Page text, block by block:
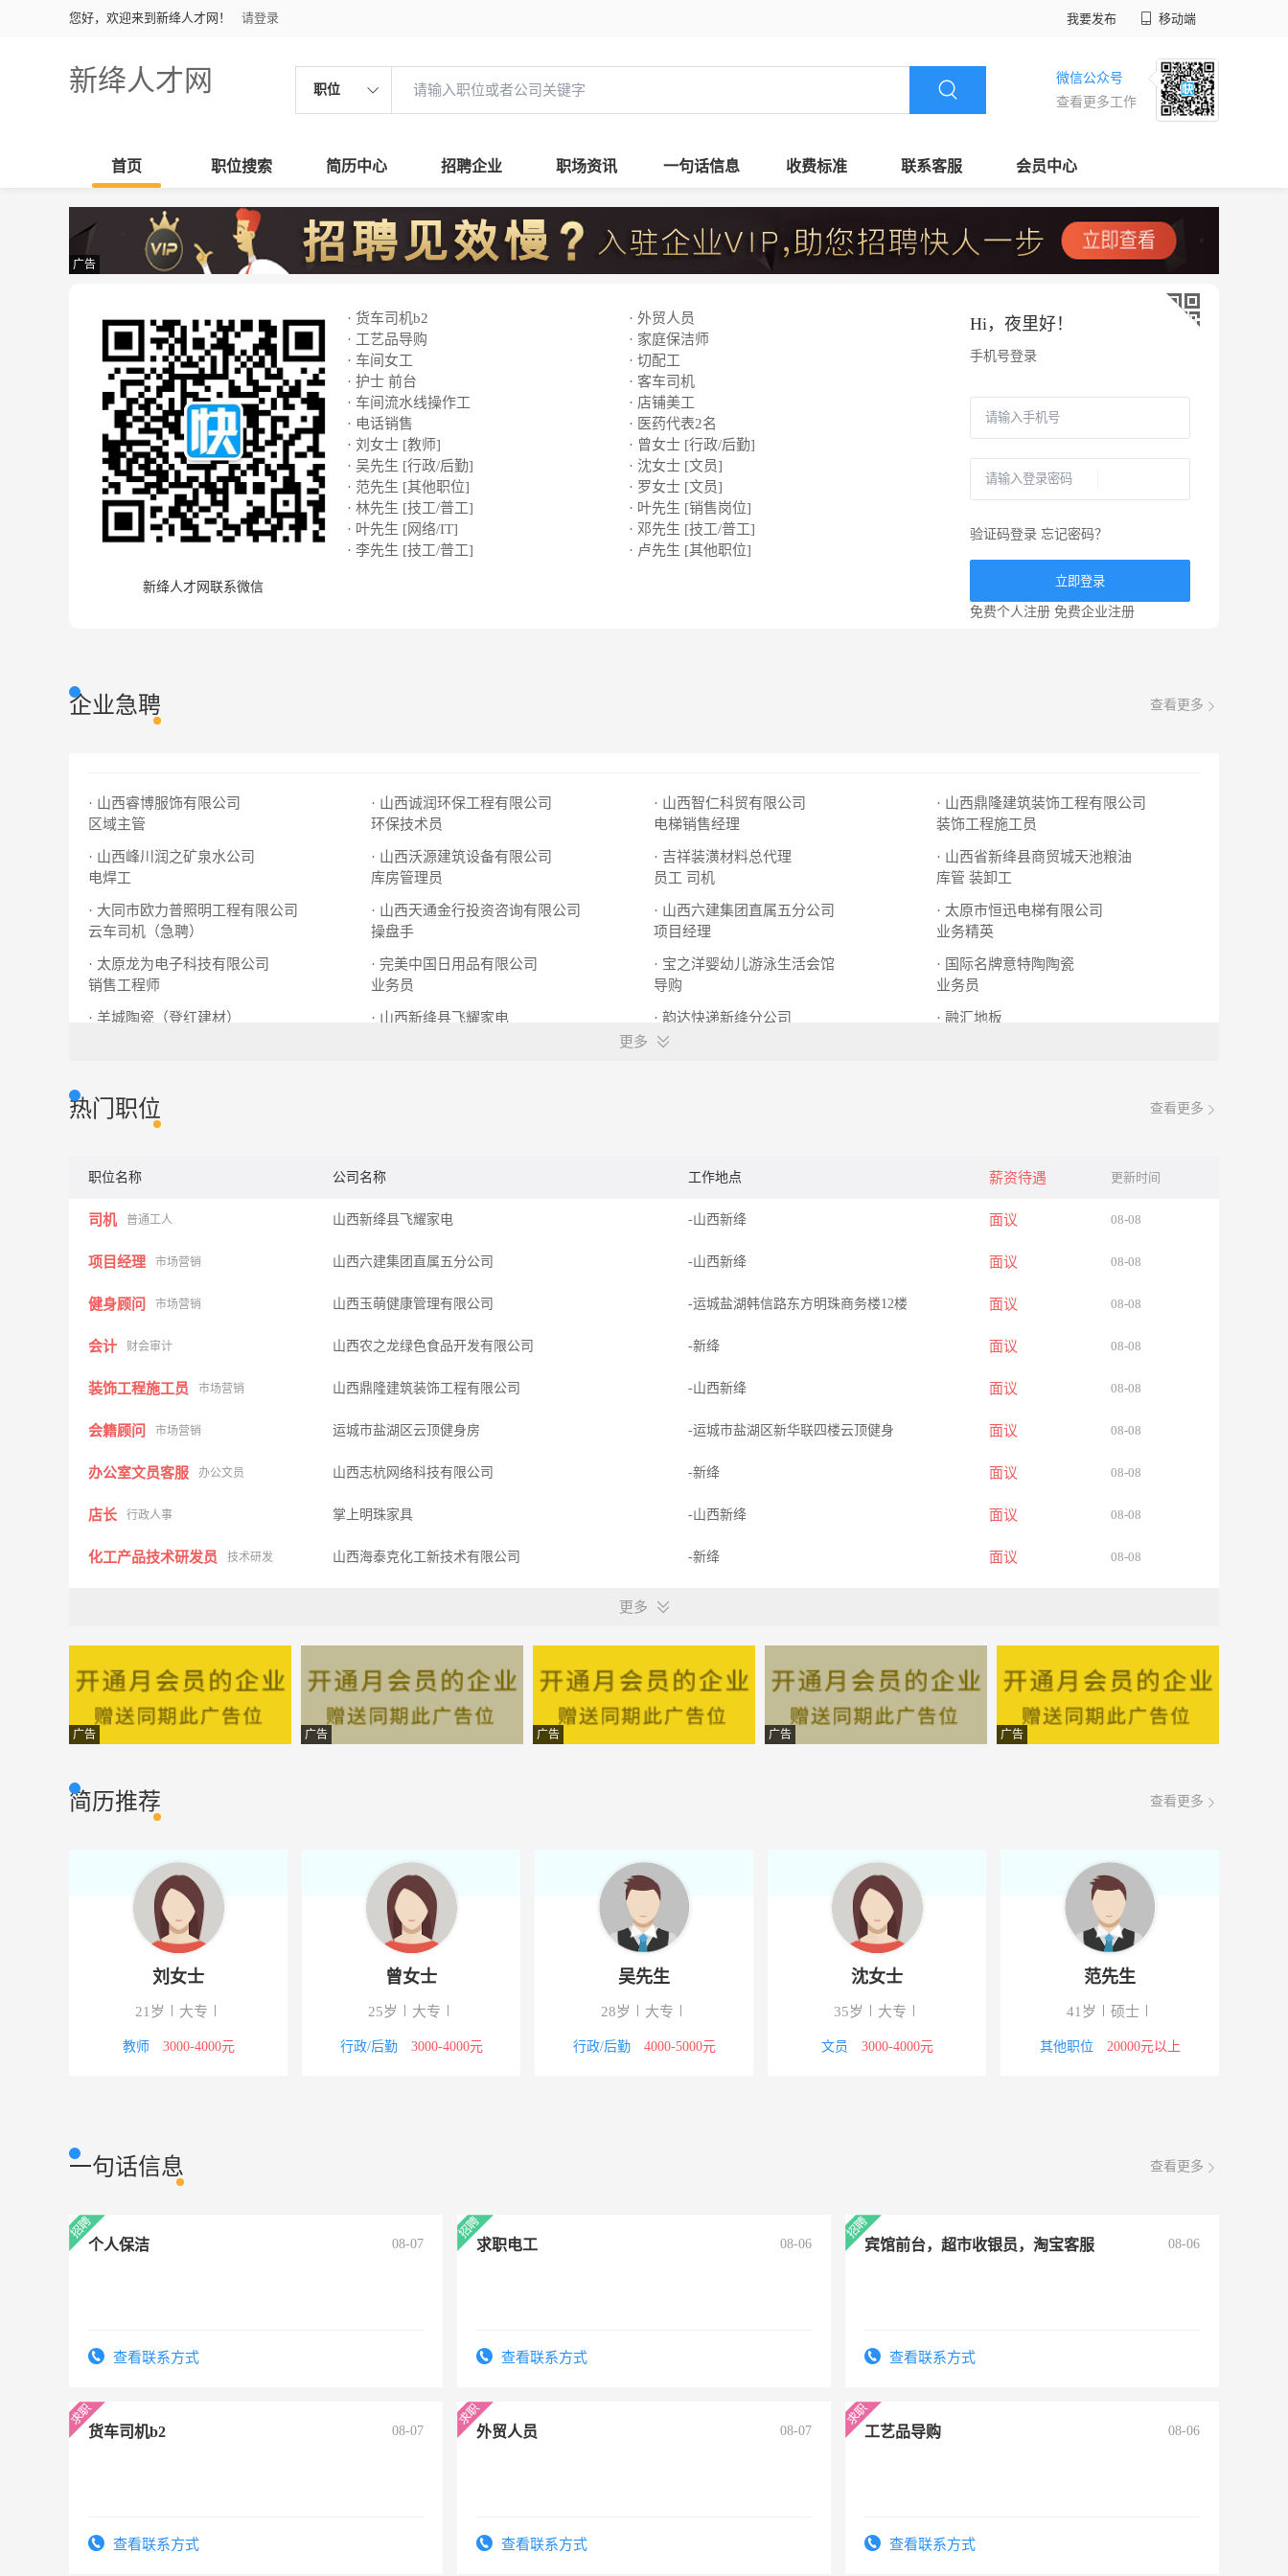
您好，欢迎来到新绛人才网！ 请登录 我要发布 移动端
新绛人才网 职位
微信公众号
查看更多工作
首页 职位搜索 简历中心 招聘企业 职场资讯 一句话信息 收费标准 联系客服 会员中心
广告
新绛人才网联系微信
· 货车司机b2
· 外贸人员
· 工艺品导购
· 家庭保洁师
· 车间女工
· 切配工
· 护士 前台
· 客车司机
· 车间流水线操作工
· 店铺美工
· 电话销售
· 医药代表2名
· 刘女士 [教师]
· 曾女士 [行政/后勤]
· 吴先生 [行政/后勤]
· 沈女士 [文员]
· 范先生 [其他职位]
· 罗女士 [文员]
· 林先生 [技工/普工]
· 叶先生 [销售岗位]
· 叶先生 [网络/IT]
· 邓先生 [技工/普工]
· 李先生 [技工/普工]
· 卢先生 [其他职位]
Hi， 夜里好！
手机号登录
验证码登录 忘记密码？
立即登录
免费个人注册 免费企业注册
企业急聘 查看更多
· 山西睿博服饰有限公司
区域主管
· 山西诚润环保工程有限公司
环保技术员
· 山西智仁科贸有限公司
电梯销售经理
· 山西鼎隆建筑装饰工程有限公司
装饰工程施工员
· 山西峰川润之矿泉水公司
电焊工
· 山西沃源建筑设备有限公司
库房管理员
· 吉祥装潢材料总代理
员工 司机
· 山西省新绛县商贸城天池粮油
库管 装卸工
· 大同市欧力普照明工程有限公司
云车司机（急聘）
· 山西天通金行投资咨询有限公司
操盘手
· 山西六建集团直属五分公司
项目经理
· 太原市恒迅电梯有限公司
业务精英
· 太原龙为电子科技有限公司
销售工程师
· 完美中国日用品有限公司
业务员
· 宝之洋婴幼儿游泳生活会馆
导购
· 国际名牌意特陶陶瓷
业务员
· 羊城陶瓷（登红建材）
· 山西新绛县飞耀家电
· 韵达快递新绛分公司
业务员
· 融汇地板
更多
热门职位 查看更多
职位名称 公司名称 工作地点 薪资待遇 更新时间
司机 普通工人 山西新绛县飞耀家电 -山西新绛 面议 08-08
项目经理 市场营销 山西六建集团直属五分公司 -山西新绛 面议 08-08
健身顾问 市场营销 山西玉萌健康管理有限公司 -运城盐湖韩信路东方明珠商务楼12楼 面议 08-08
会计 财会审计 山西农之龙绿色食品开发有限公司 -新绛 面议 08-08
装饰工程施工员 市场营销 山西鼎隆建筑装饰工程有限公司 -山西新绛 面议 08-08
会籍顾问 市场营销 运城市盐湖区云顶健身房 -运城市盐湖区新华联四楼云顶健身 面议 08-08
办公室文员客服 办公文员 山西志杭网络科技有限公司 -新绛 面议 08-08
店长 行政人事 掌上明珠家具 -山西新绛 面议 08-08
化工产品技术研发员 技术研发 山西海泰克化工新技术有限公司 -新绛 面议 08-08
车工/铣工 普通工人 运城市鸿健机械制造有限公司 -运城盐湖空港经济开发区军屯街中段鸿健 面议 08-08
员工 普通工人 吉祥装潢材料总代理 -山西新绛 面议 08-08
行政文员 行政人事
财务出纳 客户服务 山西利尔康生物科技有限公司 08-08
客服助理 客户服务 山西利尔康生物科技有限公司 08-08
市场营销 山西新绛县飞耀家电 08-08
生产管理 山西省新绛县商贸城天池粮油 08-08
更多
广告 广告 广告 广告 广告
简历推荐 查看更多
刘女士
21岁 大专
教师 3000-4000元
曾女士
25岁 大专
行政/后勤 3000-4000元
吴先生
28岁 大专
行政/后勤 4000-5000元
沈女士
35岁 大专
文员 3000-4000元
范先生
41岁 硕士
其他职位 20000元以上
一句话信息 查看更多
个人保洁 08-07
查看联系方式
求职电工 08-06
查看联系方式
宾馆前台，超市收银员，淘宝客服 08-06
查看联系方式
货车司机b2 08-07
查看联系方式
外贸人员 08-07
查看联系方式
工艺品导购 08-06
查看联系方式